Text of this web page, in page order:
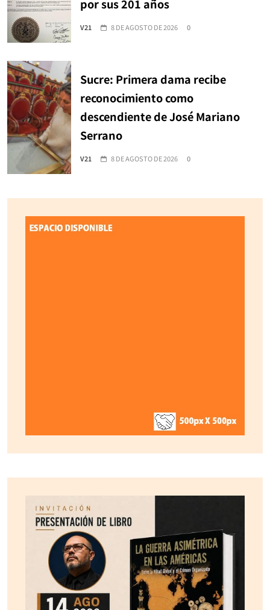
por sus 201 años
V21 8 DE AGOSTO DE 2026 0
Sucre: Primera dama recibe
reconocimiento como
descendiente de José Mariano
Serrano
V21 8 DE AGOSTO DE 2026 0